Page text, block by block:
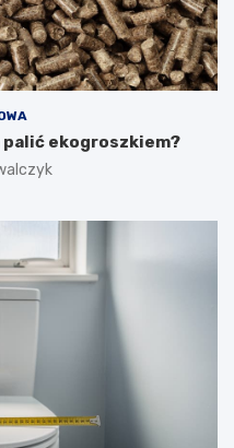
palić ekogroszkiem?